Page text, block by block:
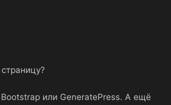
или GeneratePress. А ещё